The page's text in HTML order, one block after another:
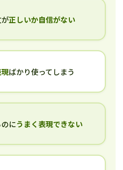
正しいか自信がない
ばかり使ってしまう
にうまく表現できない